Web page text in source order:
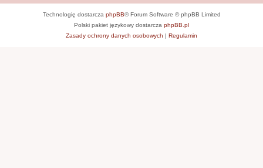
Technologię dostarcza phpBB® Forum Software © phpBB Limited
Polski pakiet językowy dostarcza phpBB.pl
Zasady ochrony danych osobowych | Regulamin